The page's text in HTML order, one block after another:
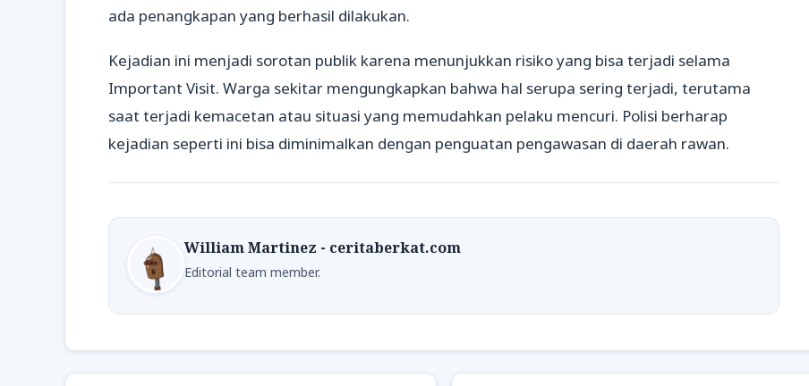
ada penangkapan yang berhasil dilakukan.
Kejadian ini menjadi sorotan publik karena menunjukkan risiko yang bisa terjadi selama
Important Visit. Warga sekitar mengungkapkan bahwa hal serupa sering terjadi, terutama
saat terjadi kemacetan atau situasi yang memudahkan pelaku mencuri. Polisi berharap
kejadian seperti ini bisa diminimalkan dengan penguatan pengawasan di daerah rawan.
William Martinez - ceritaberkat.com
Editorial team member.